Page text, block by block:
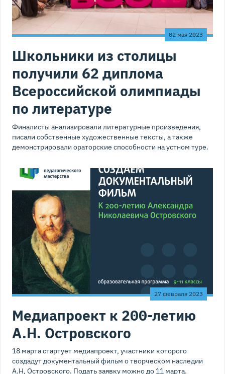
02 мая 2023
Школьники из столицы
получили 62 диплома
Всероссийской олимпиады
по литературе
Финалисты анализировали литературные произведения,
писали собственные художественные тексты, а также
демонстрировали ораторские способности на устном туре.
27 февраля 2023
Медиапроект к 200-летию
А.Н. Островского
18 марта стартует медиапроект, участники которого
создадут документальный фильм о творческом наследии
А.Н, Островского. Подать заявку можно до 11 марта.